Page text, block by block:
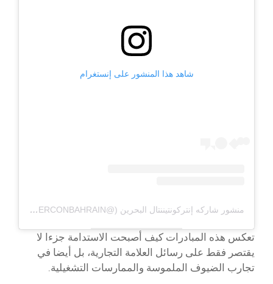
شاهد هذا المنشور على إنستغرام
منشور شاركه إنتركونتيننتال البحرين (@INTERCONBAHRAIN)
تعكس هذه المبادرات كيف أصبحت الاستدامة جزءا لا
يقتصر فقط على رسائل العلامة التجارية، بل أيضا في
تجارب الضيوف الملموسة والممارسات التشغيلية.